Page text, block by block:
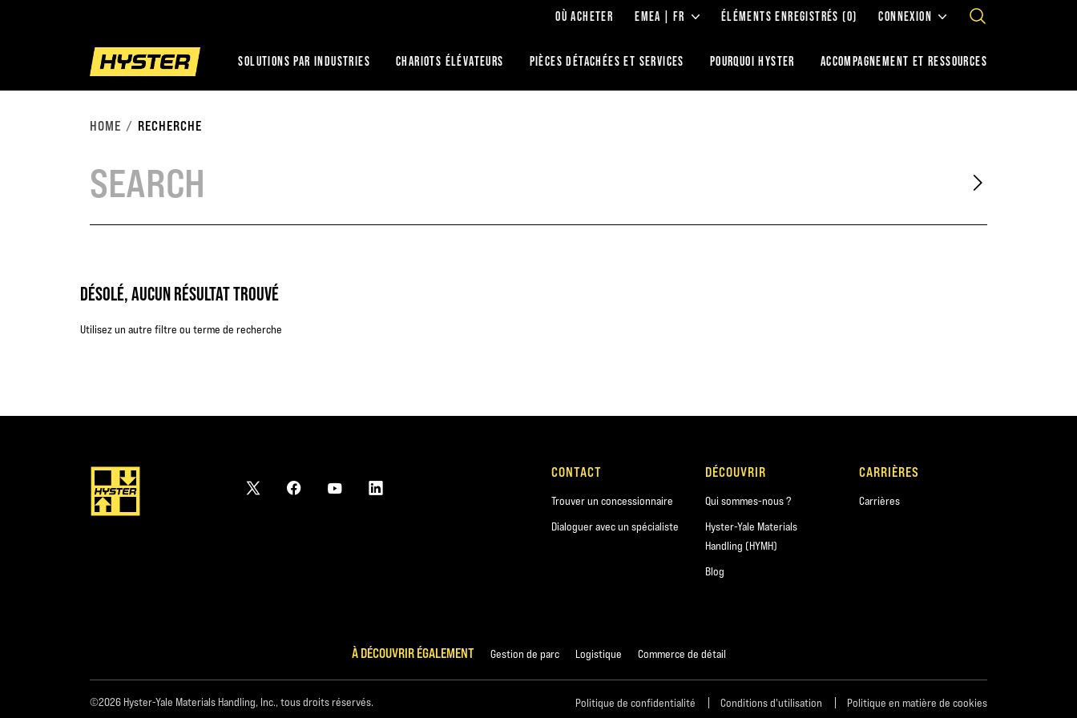
OÙ ACHETER EMEA | FR ÉLÉMENTS ENREGISTRÉS(0) CONNEXION
SOLUTIONS PAR INDUSTRIES CHARIOTS ÉLÉVATEURS PIÈCES DÉTACHÉES ET SERVICES POURQUOI HYSTER ACCOMPAGNEMENT ET RESSOURCES
HOME RECHERCHE
DÉSOLÉ, AUCUN RÉSULTAT TROUVÉ
Utilisez un autre filtre ou terme de recherche
CONTACT
Trouver un concessionnaire
Dialoguer avec un spécialiste
DÉCOUVRIR
Qui sommes-nous ?
Hyster-Yale Materials
Handling (HYMH)
Blog
CARRIÈRES
Carrières
À DÉCOUVRIR ÉGALEMENT Gestion de parc Logistique Commerce de détail
©2026 Hyster-Yale Materials Handling, Inc., tous droits réservés. Politique de confidentialité Conditions d'utilisation Politique en matière de cookies